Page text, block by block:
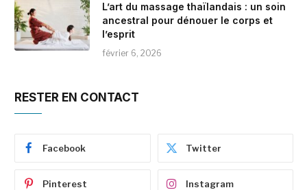
L’art du massage thaïlandais : un soin
ancestral pour dénouer le corps et
l’esprit
février 6, 2026
RESTER EN CONTACT
Facebook Twitter
Pinterest Instagram